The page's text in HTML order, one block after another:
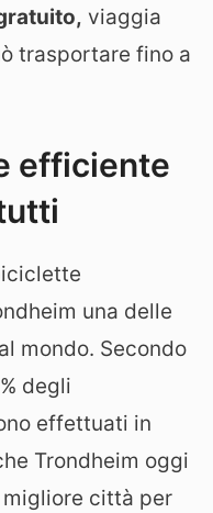
viaggia
trasportare fino a
efficiente
una delle
mondo. Secondo
degli
effettuati in
Trondheim oggi
città per